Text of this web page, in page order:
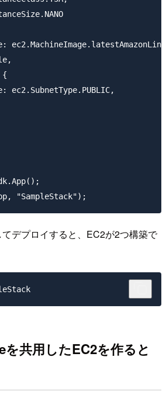
{
ec2.SubnetType.PUBLIC,
デプロイすると、EC2が2つ構築で
共用したEC2を作ると